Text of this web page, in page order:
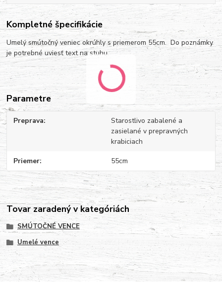
Kompletné špecifikácie
Umelý smútočný veniec okrúhly s priemerom 55cm. Do poznámky
je potrebné uviesť text na stuhu.
Parametre
Preprava
Starostlivo zabalené a
zasielané v prepravných
krabiciach
Priemer 55cm
Tovar zaradený v kategóriách
SMÚTOČNÉ VENCE
Umelé vence